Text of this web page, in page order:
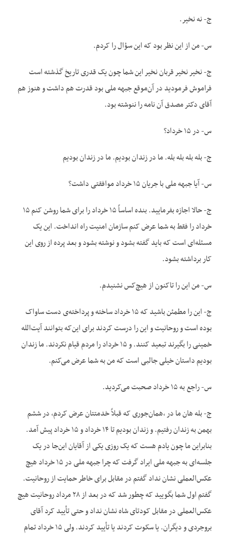
ج- نه نخیر.
س- من از این نظر بود که این سؤال را کردم.
ج- نخیر نخیر قربان نخیر این شما چون یک قدری تاریخ گذشته است
فراموش فرمودید در آن‌موقع جبهه ملی بود قدرت هم داشت و هنوز هم
آقای دکتر مصدق آن نامه را ننوشته بود.
س- در ۱۵ خرداد؟
ج- بله بله بله بله. ما در زندان بودیم. ما در زندان بودیم
س- آیا جبهه ملی با جریان ۱۵ خرداد موافقتی داشت؟
ج- حالا اجازه بفرمایید. بنده اساساً ۱۵ خرداد را برای شما روشن کنم ۱۵
خرداد را فقط به شما عرض کنم سازمان امنیت راه انداخت. این یک
مسئله‌ای است که باید گفته بشود و نوشته بشود و بعد پرده از روی این
کار برداشته بشود.
س- من این را تاکنون از هیچ‌کس نشنیدم.
ج- این را مطمئن باشید که ۱۵ خرداد ساخته و پرداخته‌ی دست ساواک
بوده است و روحانیت و این را درست کردند برای این‌که بتوانند آیت‌الله
خمینی را بگیرند تبعید کنند. و ۱۵ خرداد را مردم قیام نکردند. ما زندان
بودیم داستان خیلی جالبی است که من به شما عرض می‌کنم.
س- راجع به ۱۵ خرداد صحبت می‌کردید.
ج- بله هان ما در ،همان‌جوری که قبلاً خدمتتان عرض کردم، در ششم
بهمن به زندان رفتیم. و زندان بودیم تا ۱۴ خرداد و ۱۵ خرداد پیش آمد.
بنابراین ما چون یادم هست که یک روزی یکی از آقایان این‌جا در یک
جلسه‌ای به جبهه ملی ایراد گرفت که چرا جبهه ملی در ۱۵ خرداد هیچ
عکس‌العملی نشان نداد گفتم در مقابل برای خاطر حمایت از روحانیت.
گفتم اول شما بگویید که چطور شد که در بعد از ۲۸ مرداد روحانیت هیچ
عکس‌العملی در مقابل کودتای شاه نشان نداد و حتی تأیید کرد آقای
بروجردی و دیگران. یا سکوت کردند یا تأیید کردند. ولی ۱۵ خرداد تمام